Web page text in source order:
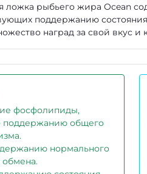
ложка рыбьего жира Ocean
поддержанию
наград за свой вкус и
фосфолипиды,
поддержанию общего
нормального
обмена.